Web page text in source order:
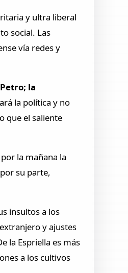
y ultra liberal
social. Las
vía redes y
la
la política y no
que el saliente
la mañana la
su parte,
insultos a los
y ajustes
la Espriella es más
a los cultivos